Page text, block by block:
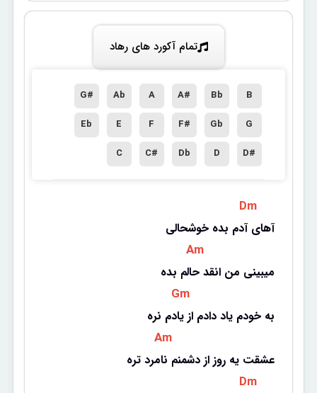
تمام آکورد های رهاد
B
Bb
A#
A
Ab
G#
G
Gb
F#
F
E
Eb
D#
D
Db
C#
C
Dm
آهای آدم بده خوشحالی
Am
میبینی من انقد حالم بده
Gm
به خودم یاد دادم از یادم نره
Am
عشقت یه روز از دشمنم نامرد تره
Dm